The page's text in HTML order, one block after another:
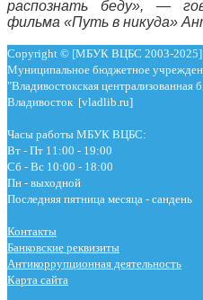
распознать беду», —
фильма «Путь в никуда»
Copyright © [МБУК ВЦБС 2003-2025]
Муниципальное бюджетное
"Владивостокская централизованная
Владивосток [vladlib.ru]
Часы работы МБУК ВЦБС:
Вт - Пт 11:00 - 19:00
Сб - Вс 10:00 - 18:00
Пн - выходной
Последняя пятница месяца - сандень
Контакты
Банковские реквизиты
Антикоррупционная деятельность
Карта сайта